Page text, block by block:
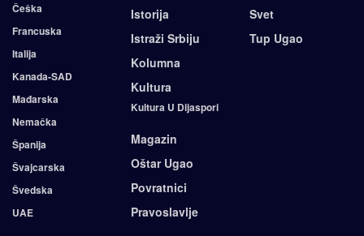
Češka
Francuska
Italija
Kanada-SAD
Mađarska
Nemačka
Španija
Švajcarska
Švedska
UAE
Istorija
Istraži Srbiju
Kolumna
Kultura
Kultura U Dijaspori
Magazin
Oštar Ugao
Povratnici
Pravoslavlje
Svet
Tup Ugao